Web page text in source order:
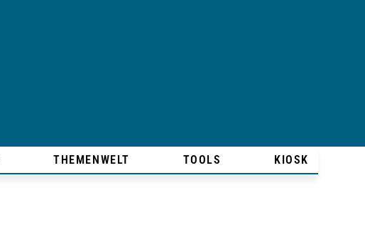
THEMENWELT TOOLS KIOSK